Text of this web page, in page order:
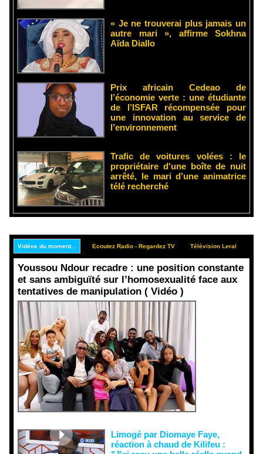
« Je ne trouverai plus jamais un
autre mari », affirme Sokhna
Aïda Diallo
Prix africain Cedeao de
l’économie verte : une étudiante
de l’ISFAR récompensée pour
une innovation au service de
l’environnement
Trafic de voitures volées : le
propriétaire d'une boîte de nuit
arrêté, le mari d’une animatrice
télé recherché
Vidéos du moment... Ecoutez Radio - Regardez TV Télévision Leral
Youssou Ndour recadre : une position constante
et sans ambiguïté sur l’homosexualité face aux
tentatives de manipulation ( Vidéo )
Limogé par Diomaye Faye,
réaction à chaud de Kilifeu :